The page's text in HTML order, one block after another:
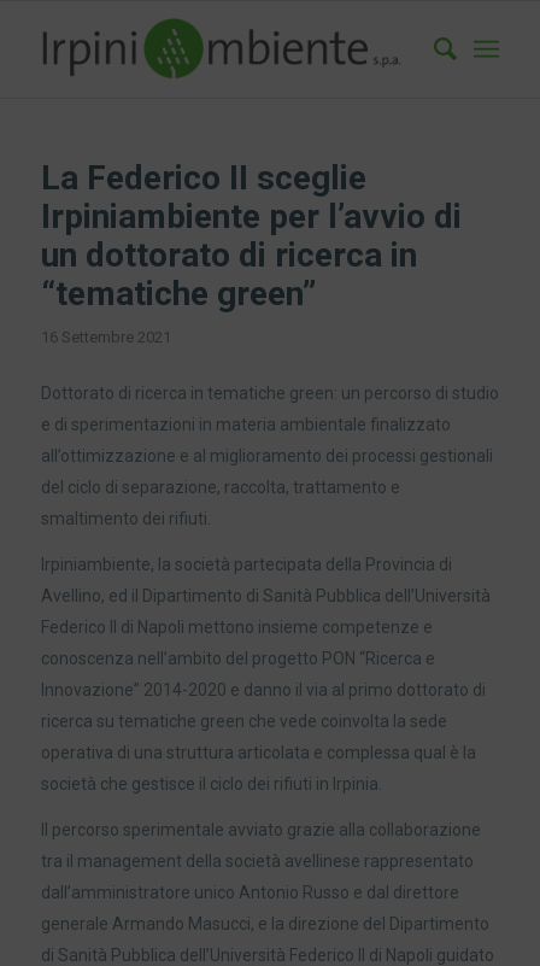
La Federico II sceglie
Irpiniambiente per l’avvio di
un dottorato di ricerca in
“tematiche green”
16 Settembre 2021
Dottorato di ricerca in tematiche green: un percorso di studio
e di sperimentazioni in materia ambientale finalizzato
all’ottimizzazione e al miglioramento dei processi gestionali
del ciclo di separazione, raccolta, trattamento e
smaltimento dei rifiuti.
Irpiniambiente, la società partecipata della Provincia di
Avellino, ed il Dipartimento di Sanità Pubblica dell’Università
Federico II di Napoli mettono insieme competenze e
conoscenza nell’ambito del progetto PON “Ricerca e
Innovazione” 2014-2020 e danno il via al primo dottorato di
ricerca su tematiche green che vede coinvolta la sede
operativa di una struttura articolata e complessa qual è la
società che gestisce il ciclo dei rifiuti in Irpinia.
Il percorso sperimentale avviato grazie alla collaborazione
tra il management della società avellinese rappresentato
dall’amministratore unico Antonio Russo e dal direttore
generale Armando Masucci, e la direzione del Dipartimento
di Sanità Pubblica dell’Università Federico II di Napoli guidato